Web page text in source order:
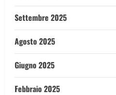
Settembre 2025
Agosto 2025
Giugno 2025
Febbraio 2025